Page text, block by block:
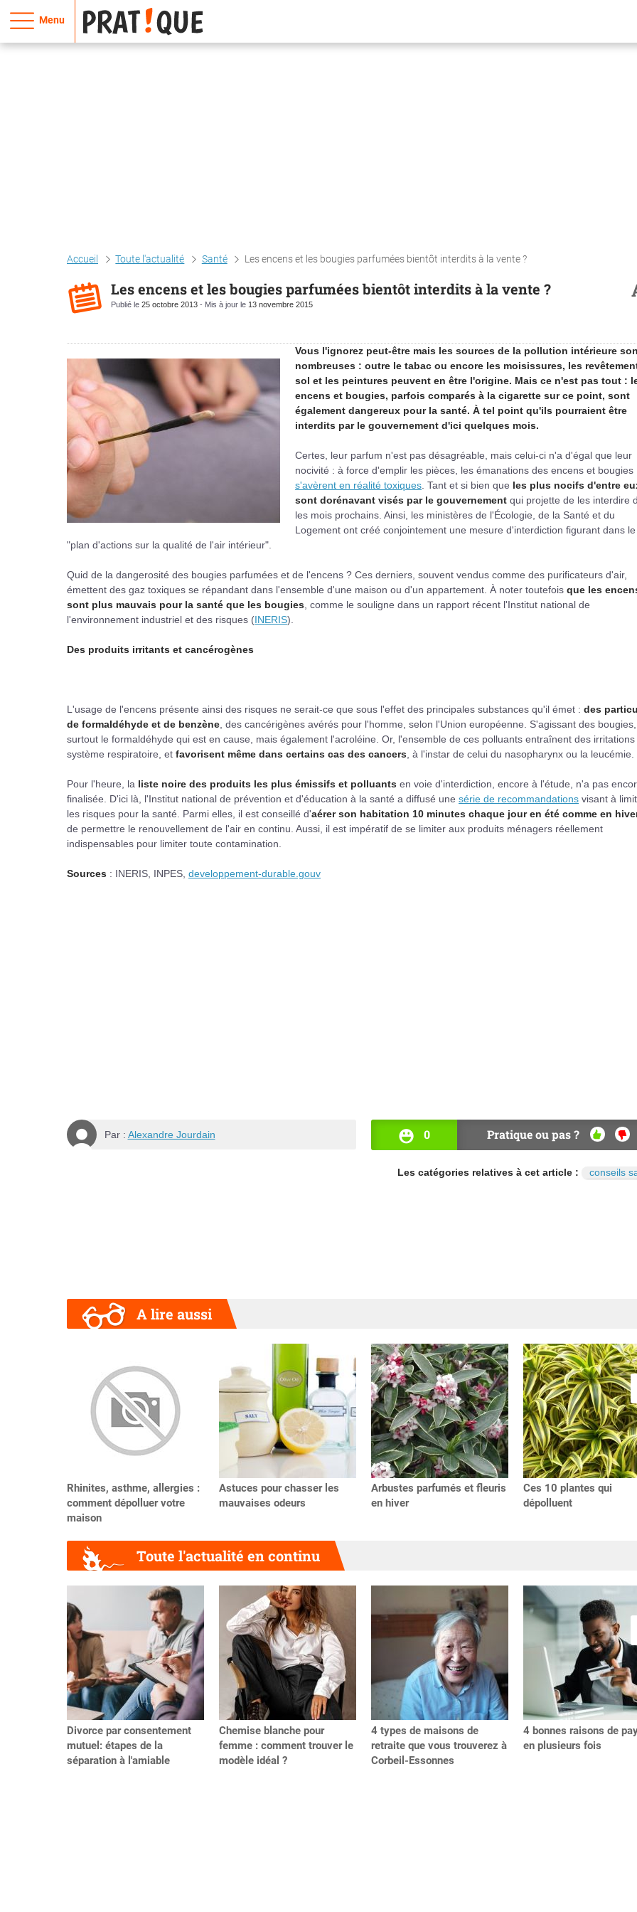
Menu
Accueil Toute l'actualité Santé Les encens et les bougies parfumées bientôt interdits à la vente ?
Les encens et les bougies parfumées bientôt interdits à la vente ?
Publié le 25 octobre 2013 - Mis à jour le 13 novembre 2015
Vous l'ignorez peut-être mais les sources de la pollution intérieure
nombreuses : outre le tabac ou encore les moisissures, les
sol et les peintures peuvent en être l'origine. Mais ce n'est pas tout :
encens et bougies, parfois comparés à la cigarette sur ce point, sont
également dangereux pour la santé. À tel point qu'ils pourraient être
interdits par le gouvernement d'ici quelques mois.
Certes, leur parfum n'est pas désagréable, mais celui-ci n'a d'égal que leur
nocivité : à force d'emplir les pièces, les émanations des encens et bougies
s'avèrent en réalité toxiques . Tant et si bien que les plus nocifs d'entre
sont dorénavant visés par le gouvernement qui projette de les interdire
les mois prochains. Ainsi, les ministères de l'Écologie, de la Santé et du
Logement ont créé conjointement une mesure d'interdiction figurant dans le
"plan d'actions sur la qualité de l'air intérieur".
Quid de la dangerosité des bougies parfumées et de l'encens ? Ces derniers, souvent vendus comme des purificateurs d'air,
émettent des gaz toxiques se répandant dans l'ensemble d'une maison ou d'un appartement. À noter toutefois que les
sont plus mauvais pour la santé que les bougies , comme le souligne dans un rapport récent l'Institut national de
l'environnement industriel et des risques (INERIS).
Des produits irritants et cancérogènes
L'usage de l'encens présente ainsi des risques ne serait-ce que sous l'effet des principales substances qu'il émet : des
de formaldéhyde et de benzène , des cancérigènes avérés pour l'homme, selon l'Union européenne. S'agissant des
surtout le formaldéhyde qui est en cause, mais également l'acroléine. Or, l'ensemble de ces polluants entraînent des irritations
système respiratoire, et favorisent même dans certains cas des cancers , à l'instar de celui du nasopharynx ou la leucémie.
Pour l'heure, la liste noire des produits les plus émissifs et polluants en voie d'interdiction, encore à l'étude, n'a pas
finalisée. D'ici là, l'Institut national de prévention et d'éducation à la santé a diffusé une série de recommandations visant à
les risques pour la santé. Parmi elles, il est conseillé d'aérer son habitation 10 minutes chaque jour en été comme en
de permettre le renouvellement de l'air en continu. Aussi, il est impératif de se limiter aux produits ménagers réellement
indispensables pour limiter toute contamination.
Sources : INERIS, INPES, developpement-durable.gouv
Par : Alexandre Jourdain 0 Pratique ou pas ?
OUI NON
Les catégories relatives à cet article : conseils
A lire aussi
Rhinites, asthme, allergies :
comment dépolluer votre
maison
Astuces pour chasser les
mauvaises odeurs
Arbustes parfumés et fleuris
en hiver
Ces 10 plantes qui
dépolluent
Toute l'actualité en continu
Divorce par consentement
mutuel: étapes de la
séparation à l'amiable
Chemise blanche pour
femme : comment trouver le
modèle idéal ?
4 types de maisons de
retraite que vous trouverez à
Corbeil-Essonnes
4 bonnes raisons de
en plusieurs fois
Précédent